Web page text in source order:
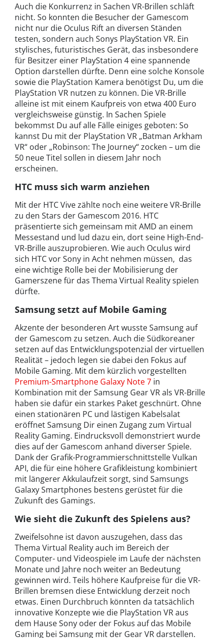
Auch die Konkurrenz in Sachen VR-Brillen schläft
nicht. So konnten die Besucher der Gamescom
nicht nur die Oculus Rift an diversen Ständen
testen, sondern auch Sonys PlayStation VR. Ein
stylisches, futuristisches Gerät, das insbesondere
für Besitzer einer PlayStation 4 eine spannende
Option darstellen dürfte. Denn eine solche Konsole
sowie die PlayStation Kamera benötigst Du, um die
PlayStation VR nutzen zu können. Die VR-Brille
alleine ist mit einem Kaufpreis von etwa 400 Euro
vergleichsweise günstig. In Sachen Spiele
bekommst Du auf alle Fälle einiges geboten: So
kannst Du mit der PlayStation VR „Batman Arkham
VR“ oder „Robinson: The Journey“ zocken – um die
50 neue Titel sollen in diesem Jahr noch
erscheinen.
HTC muss sich warm anziehen
Mit der HTC Vive zählte noch eine weitere VR-Brille
zu den Stars der Gamescom 2016. HTC
präsentierte sich gemeinsam mit AMD an einem
Messestand und lud dazu ein, dort seine High-End-
VR-Brille auszuprobieren. Wie auch Oculus wird
sich HTC vor Sony in Acht nehmen müssen, das
eine wichtige Rolle bei der Mobilisierung der
Gamerszene für das Thema Virtual Reality spielen
dürfte.
Samsung setzt auf Mobile Gaming
Akzente der besonderen Art wusste Samsung auf
der Gamescom zu setzen. Auch die Südkoreaner
setzen auf das Entwicklungspotenzial der virtuellen
Realität – jedoch legen sie dabei den Fokus auf
Mobile Gaming. Mit dem kürzlich vorgestellten
Premium-Smartphone Galaxy Note 7 in
Kombination mit der Samsung Gear VR als VR-Brille
haben sie dafür ein starkes Paket geschnürt. Ohne
einen stationären PC und lästigen Kabelsalat
eröffnet Samsung Dir einen Zugang zum Virtual
Reality Gaming. Eindrucksvoll demonstriert wurde
dies auf der Gamescom anhand diverser Spiele.
Dank der Grafik-Programmierschnittstelle Vulkan
API, die für eine höhere Grafikleistung kombiniert
mit längerer Akkulaufzeit sorgt, sind Samsungs
Galaxy Smartphones bestens gerüstet für die
Zukunft des Gamings.
Wie sieht die Zukunft des Spielens aus?
Zweifelsohne ist davon auszugehen, dass das
Thema Virtual Reality auch im Bereich der
Computer- und Videospiele im Laufe der nächsten
Monate und Jahre noch weiter an Bedeutung
gewinnen wird. Teils höhere Kaufpreise für die VR-
Brillen bremsen diese Entwicklung derzeit noch
etwas. Einen Durchbruch könnten da tatsächlich
innovative Konzepte wie die PlayStation VR aus
dem Hause Sony oder der Fokus auf das Mobile
Gaming bei Samsung mit der Gear VR darstellen.